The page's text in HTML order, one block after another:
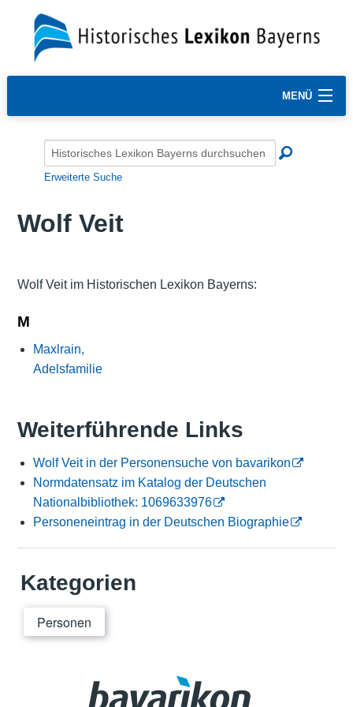
MENÜ
Erweiterte Suche
Wolf Veit
Wolf Veit im Historischen Lexikon Bayerns:
M
Maxlrain,
Adelsfamilie
Weiterführende Links
Wolf Veit in der Personensuche von bavarikon
Normdatensatz im Katalog der Deutschen
Nationalbibliothek: 1069633976
Personeneintrag in der Deutschen Biographie
Kategorien
Personen